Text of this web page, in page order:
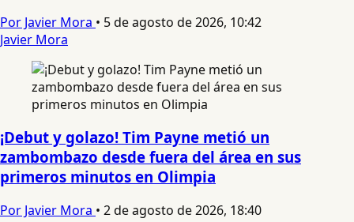
Por Javier Mora • 5 de agosto de 2026, 10:42
Javier Mora
¡Debut y golazo! Tim Payne metió un
zambombazo desde fuera del área en sus
primeros minutos en Olimpia
Por Javier Mora • 2 de agosto de 2026, 18:40